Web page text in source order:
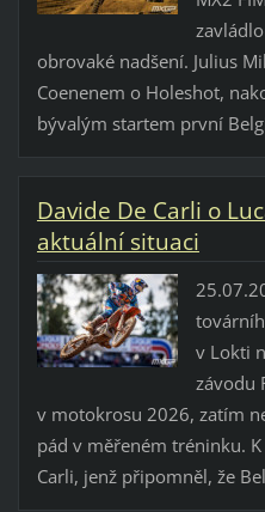
obrovaké nadšení. Julius
Coenenem o Holeshot,
bývalým startem první
Davide De Carli o
aktuální situaci
v Lokti
závodu
v motokrosu 2026, zatím
pád v měřeném tréninku.
Carli, jenž připomněl, že